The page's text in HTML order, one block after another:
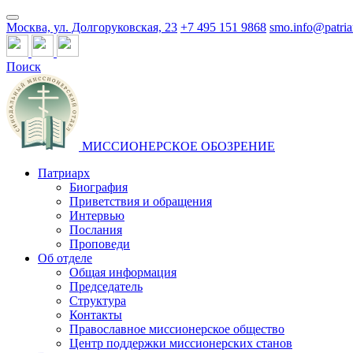
Москва, ул. Долгоруковская, 23 +7 495 151 9868
Поиск
МИССИОНЕРСКОЕ ОБОЗРЕНИЕ
Патриарх
Биография
Приветствия и обращения
Интервью
Послания
Проповеди
Об отделе
Общая информация
Председатель
Структура
Контакты
Православное миссионерское общество
Центр поддержки миссионерских станов